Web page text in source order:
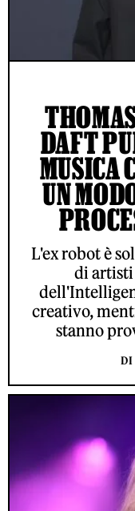
DAFT
MUSICA
UN
L'ex robot è
di
creativo,
stanno
DI